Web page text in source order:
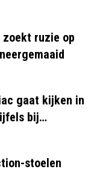
ruzie op
gaat kijken in
bij
stoelen